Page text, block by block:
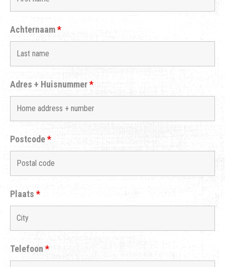
Achternaam*
Adres + Huisnummer*
Postcode*
Plaats *
Telefoon *